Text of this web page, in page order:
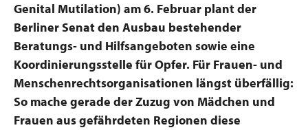
Genital Mutilation) am 6. Februar plant der
Berliner Senat den Ausbau bestehender
Beratungs- und Hilfsangeboten sowie eine
Koordinierungsstelle für Opfer. Für Frauen- und
Menschenrechtsorganisationen längst überfällig:
So mache gerade der Zuzug von Mädchen und
Frauen aus gefährdeten Regionen diese